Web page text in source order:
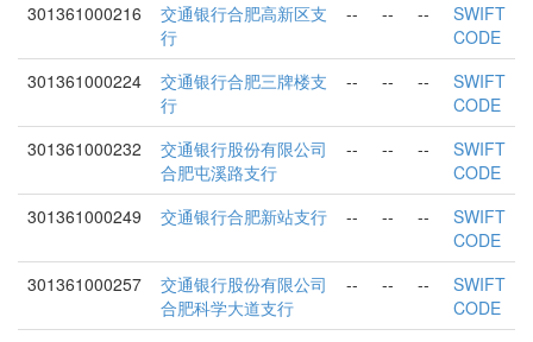
301361000216
交通银行合肥高新区支
行
-- -- --
SWIFT
CODE
301361000224
交通银行合肥三牌楼支
行
-- -- --
SWIFT
CODE
301361000232
交通银行股份有限公司
合肥屯溪路支行
-- -- --
SWIFT
CODE
301361000249
交通银行合肥新站支行 -- -- --
SWIFT
CODE
301361000257
交通银行股份有限公司
合肥科学大道支行
-- -- --
SWIFT
CODE